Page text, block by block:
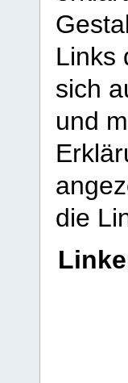
Links
sich
und
die